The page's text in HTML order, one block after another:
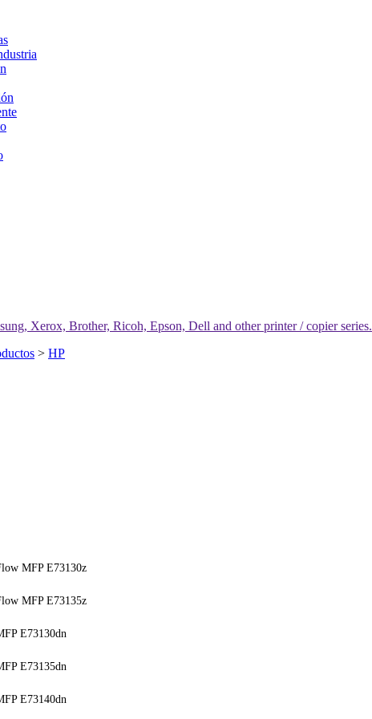
Xerox, Brother, Ricoh, Epson, Dell and other printer / copier series.
> HP
MFP E73130z
MFP E73135z
E73130dn
E73135dn
E73140dn